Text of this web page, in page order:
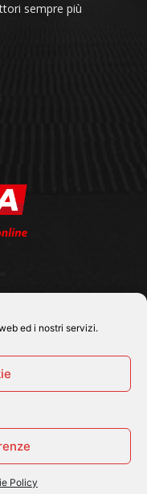
ed i nostri servizi.
Policy
sempre più
|
Tv